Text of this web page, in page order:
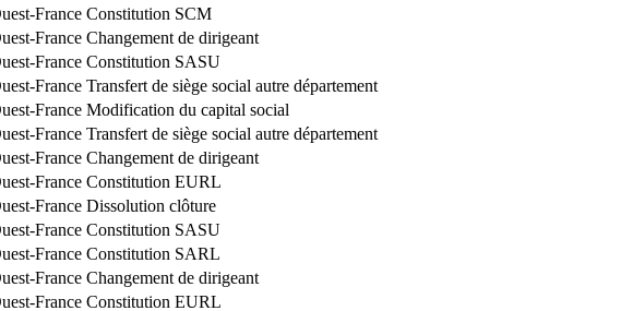
France Constitution SCM
France Changement de dirigeant
France Constitution SASU
France Transfert de siège social autre département
France Modification du capital social
France Transfert de siège social autre département
France Changement de dirigeant
France Constitution EURL
France Dissolution clôture
France Constitution SASU
France Constitution SARL
France Changement de dirigeant
France Constitution EURL